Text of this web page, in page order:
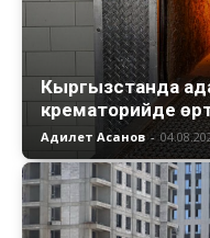
Кыргызстанда
крематорийде
Адилет Асанов -